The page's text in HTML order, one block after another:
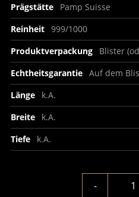
Prägstätte
Pamp Suisse
Reinheit 999/1000
Produktverpackung
Blister
Echtheitsgarantie Auf dem
Länge
k.A.
Breite
k.A.
Tiefe
k.A.
-